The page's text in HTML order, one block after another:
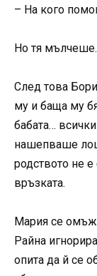
– На кого
Но тя мълчеше.
След това
му и баща му
бабата…
нашепваше
родството не
връзката.
Мария се
Райна
опита да й се